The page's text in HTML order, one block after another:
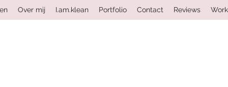
Over mij I.am.klean Portfolio Contact Reviews